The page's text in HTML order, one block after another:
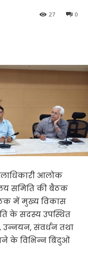
0
27
आलोक
समिति की बैठक
में मुख्य विकास
के सदस्य उपस्थित
संवर्धन तथा
के विभिन्न बिंदुओं